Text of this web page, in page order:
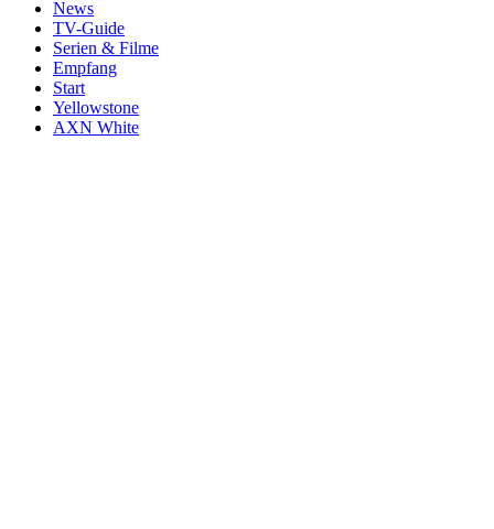
News
TV-Guide
Serien & Filme
Empfang
Start
Yellowstone
AXN White